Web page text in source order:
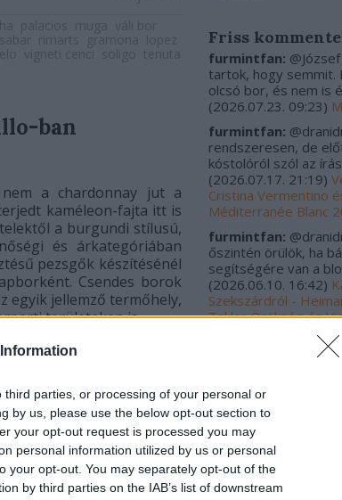
parties, or processing of your personal or
by us, please use the below opt-out section to
your opt-out request is processed you may
personal information utilized by us or personal
your opt-out. You may separately opt-out of the
by third parties on the IAB’s list of downstream
ban
a chardonnay jut a
kaméleon-fajta itt is
a burgundi stílusú,
és árkategóriában
pezsgők készítésénél
Csendes borok
egyik jellemző termőhely,
területeken is.
Friss
furmintfan:
tartok, hogy semmit.
olcsó bor, és nem is
(2026.07.23. 09:23)
furmintfan:
rendszeresen, de
kóstolóról szól az
(2026.07.17. 21:19)
Cristina Vermentino
Méditerranée Blanc
furmintfan:
őszintén örülök, ha
segítségére van a
(2026.06.10. 16:42)
Szekszárdról -
Takler Örökség és
merulo_szaturnusz:
kívánok! Tavalyi
Furmint-Kéknyelű
Tramini...
legjobbjai - Magyar
Ács Zoltánn:
nagyon jók a
palackkal tértem
( 2025.12.30. 00:01